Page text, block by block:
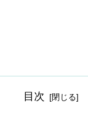
目次